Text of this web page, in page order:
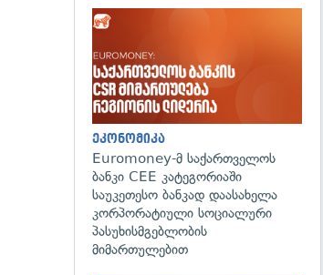
ეკონომიკა
Euromoney-მ საქართველოს
ბანკი CEE კატეგორიაში
საუკეთესო ბანკად დაასახელა
კორპორატიული სოციალური
პასუხისმგებლობის
მიმართულებით